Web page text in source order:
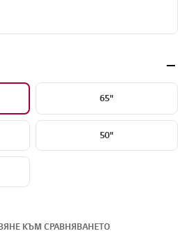
65"
50"
КЪМ СРАВНЯВАНЕТО